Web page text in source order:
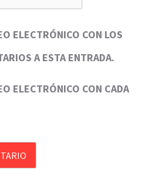
ELECTRÓNICO CON LOS
A ESTA ENTRADA.
ELECTRÓNICO CON CADA